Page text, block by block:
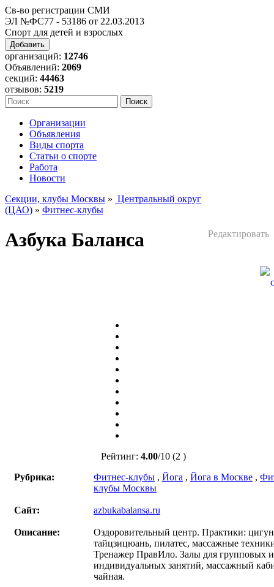
Св-во регистрации СМИ
ЭЛ №ФС77 - 53186 от 22.03.2013
Спорт для детей и взрослых
Добавить
организаций: 12746
Объявлений: 2069
секций: 44463
отзывов: 5219
Организации
Объявления
Виды спорта
Статьи о спорте
Работа
Новости
Секции, клубы Москвы » Центральный округ
(ЦАО) » Фитнес-клубы
Редактировать
Азбука Баланса
Рейтинг: 4.00/10 (2 )
Рубрика:
Фитнес-клубы , Йога , Йога в Москве ,
клубы Москвы
Сайт: azbukabalansa.ru
Описание:
Оздоровительный центр. Практики:
тайцзицюань, пилатес, массажные
Тренажер ПравИло. Залы для групповых и
индивидуальных занятий, массажный
чайная.